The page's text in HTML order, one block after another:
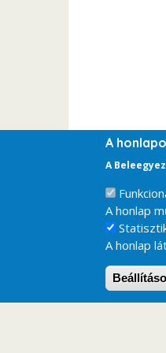
A
A
A honlap
A honlap